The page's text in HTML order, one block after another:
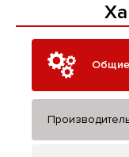
Общие